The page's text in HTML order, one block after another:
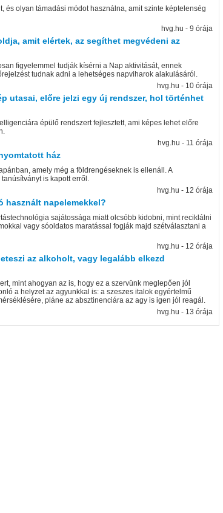
és olyan támadási módot használna, amit szinte képtelenség
hvg.hu - 9 órája
amit elértek, az segíthet megvédeni az
figyelemmel tudják kísérni a Nap aktivitását, ennek
tudnak adni a lehetséges napviharok alakulásáról.
hvg.hu - 10 órája
utasai, előre jelzi egy új rendszer, hol történhet
épülő rendszert fejlesztett, ami képes lehet előre
hvg.hu - 11 órája
ház
amely még a földrengéseknek is ellenáll. A
is kapott erről.
hvg.hu - 12 órája
használt napelemekkel?
sajátossága miatt olcsóbb kidobni, mint reciklálni
vagy sóoldatos maratással fogják majd szétválasztani a
hvg.hu - 12 órája
az alkoholt, vagy legalább elkezd
mint ahogyan az is, hogy ez a szervünk meglepően jól
a helyzet az agyunkkal is: a szeszes italok egyértelmű
pláne az absztinenciára az agy is igen jól reagál.
hvg.hu - 13 órája